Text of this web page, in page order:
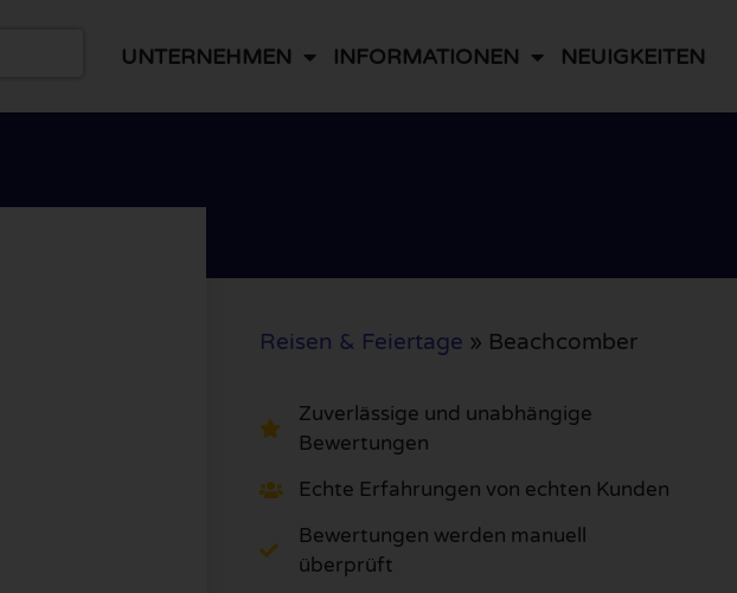
UNTERNEHMEN INFORMATIONEN NEUIGKEITEN
Reisen & Feiertage » Beachcomber
Zuverlässige und unabhängige
Bewertungen
Echte Erfahrungen von echten Kunden
Bewertungen werden manuell
überprüft